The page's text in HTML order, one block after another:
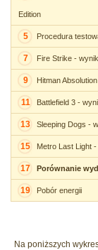
Edition
5 Procedura
7 Fire Strike -
9 Hitman
11 Battlefield 3 -
13 Sleeping Dogs -
15 Metro Last Light
17 Porównanie
19 Pobór energii
Na poniższych